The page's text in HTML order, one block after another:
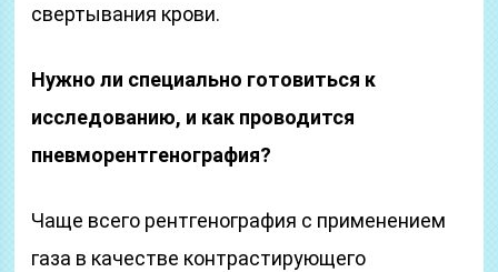
свертывания крови.
Нужно ли специально готовиться к
исследованию, и как проводится
пневморентгенография?
Чаще всего рентгенография с применением
газа в качестве контрастирующего